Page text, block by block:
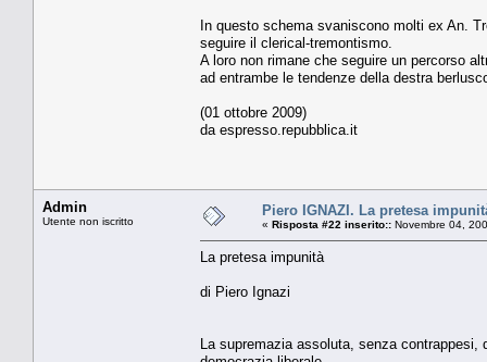
In questo schema svaniscono molti ex An.
seguire il clerical-tremontismo.
A loro non rimane che seguire un percorso
ad entrambe le tendenze della destra
(01 ottobre 2009)
da espresso.repubblica.it
Admin
Utente non iscritto
Piero IGNAZI. La pretesa
« Risposta #22 inserito:: Novembre 04,
La pretesa impunità
di Piero Ignazi
La supremazia assoluta, senza contrappesi,